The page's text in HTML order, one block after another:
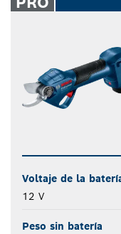
Voltaje de la
12 V
Peso sin batería